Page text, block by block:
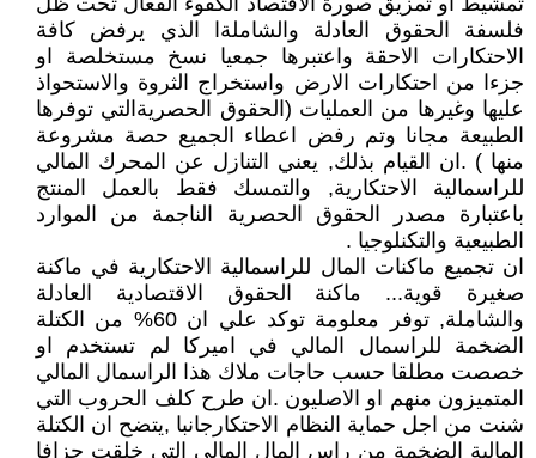
فلسفة الحقوق العادلة والشاملةا الذي يرفض كافة
الاحتكارات الاحقة واعتبرها جمعيا نسخ مستخلصة او
جزءا من احتكارات الارض واستخراج الثروة والاستحواذ
عليها وغيرها من العمليات (الحقوق الحصريةالتي توفرها
الطبيعة مجانا وتم رفض اعطاء الجميع حصة مشروعة
منها ) .ان القيام بذلك, يعني التنازل عن المحرك المالي
للراسمالية الاحتكارية, والتمسك فقط بالعمل المنتج
باعتبارة مصدر الحقوق الحصرية الناجمة من الموارد
الطبيعية والتكنلوجيا .
ان تجميع ماكنات المال للراسمالية الاحتكارية في ماكنة
صغيرة قوية... ماكنة الحقوق الاقتصادية العادلة
والشاملة, توفر معلومة توكد علي ان 60% من الكتلة
الضخمة للراسمال المالي في اميركا لم تستخدم او
خصصت مطلقا حسب حاجات ملاك هذا الراسمال المالي
المتميزون منهم او الاصليون .ان طرح كلف الحروب التي
شنت من اجل حماية النظام الاحتكارجانبا ,يتضح ان الكتلة
المالية الضخمة من راس المال المالي التي خلقت جزافا